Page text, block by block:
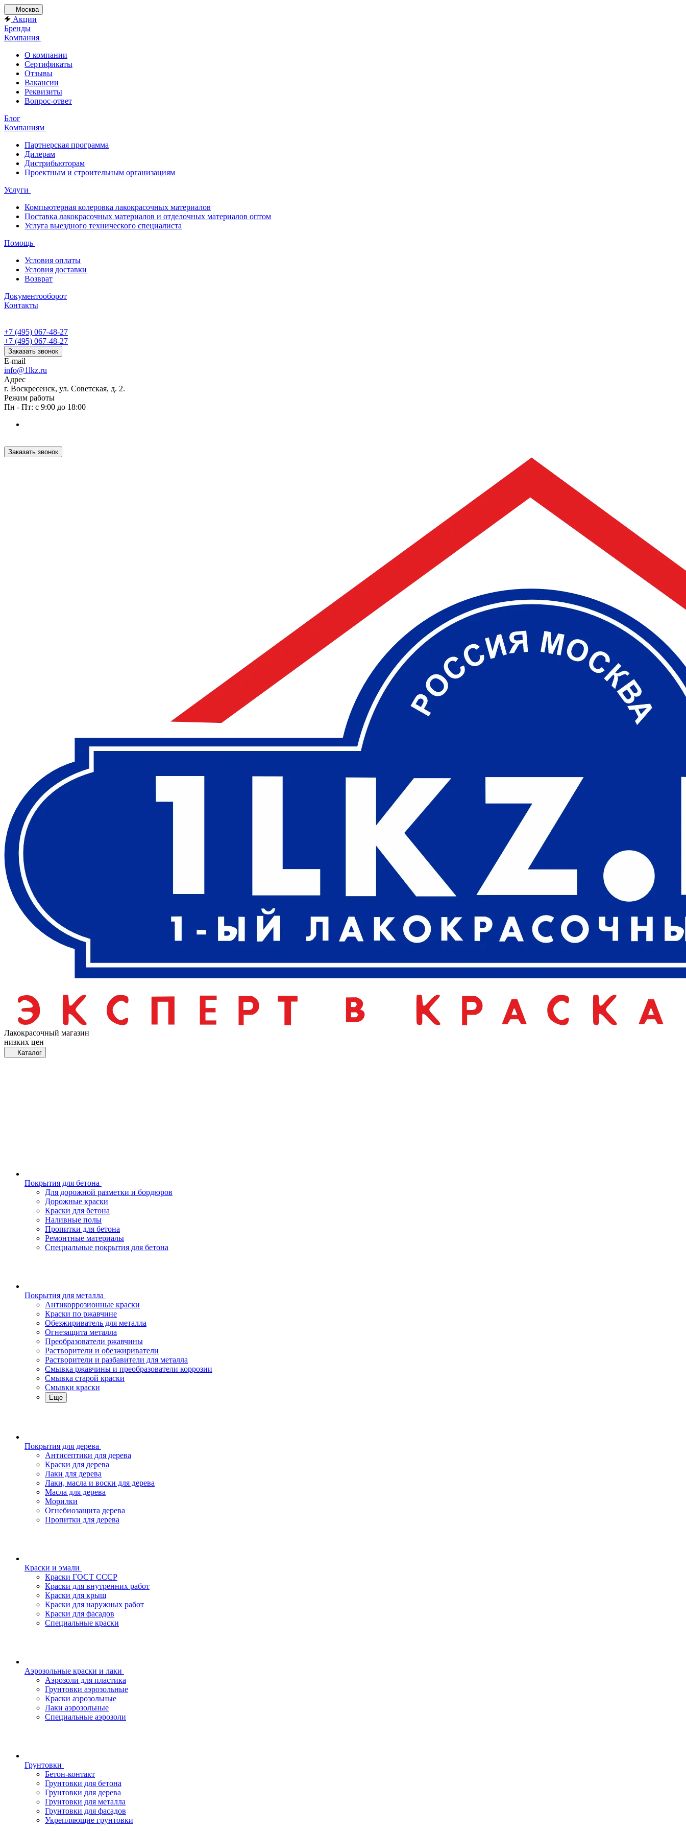
Москва
Акции
Бренды
Компания
О компании
Сертификаты
Отзывы
Вакансии
Реквизиты
Вопрос-ответ
Блог
Компаниям
Партнерская программа
Дилерам
Дистрибьюторам
Проектным и строительным организациям
Услуги
Компьютерная колеровка лакокрасочных материалов
Поставка лакокрасочных материалов и отделочных материалов оптом
Услуга выездного технического специалиста
Помощь
Условия оплаты
Условия доставки
Возврат
Документооборот
Контакты
+7 (495) 067-48-27
+7 (495) 067-48-27
Заказать звонок
E-mail
info@1lkz.ru
Адрес
г. Воскресенск, ул. Советская, д. 2.
Режим работы
Пн - Пт: с 9:00 до 18:00
Заказать звонок
Лакокрасочный магазин
низких цен
Каталог
Покрытия для бетона
Для дорожной разметки и бордюров
Дорожные краски
Краски для бетона
Наливные полы
Пропитки для бетона
Ремонтные материалы
Специальные покрытия для бетона
Покрытия для металла
Антикоррозионные краски
Краски по ржавчине
Обезжириватель для металла
Огнезащита металла
Преобразователи ржавчины
Растворители и обезжириватели
Растворители и разбавители для металла
Смывка ржавчины и преобразователи коррозии
Смывка старой краски
Смывки краски
Еще
Покрытия для дерева
Антисептики для дерева
Краски для дерева
Лаки для дерева
Лаки, масла и воски для дерева
Масла для дерева
Морилки
Огнебиозащита дерева
Пропитки для дерева
Краски и эмали
Краски ГОСТ СССР
Краски для внутренних работ
Краски для крыш
Краски для наружных работ
Краски для фасадов
Специальные краски
Аэрозольные краски и лаки
Аэрозоли для пластика
Грунтовки аэрозольные
Краски аэрозольные
Лаки аэрозольные
Специальные аэрозоли
Грунтовки
Бетон-контакт
Грунтовки для бетона
Грунтовки для дерева
Грунтовки для металла
Грунтовки для фасадов
Укрепляющие грунтовки